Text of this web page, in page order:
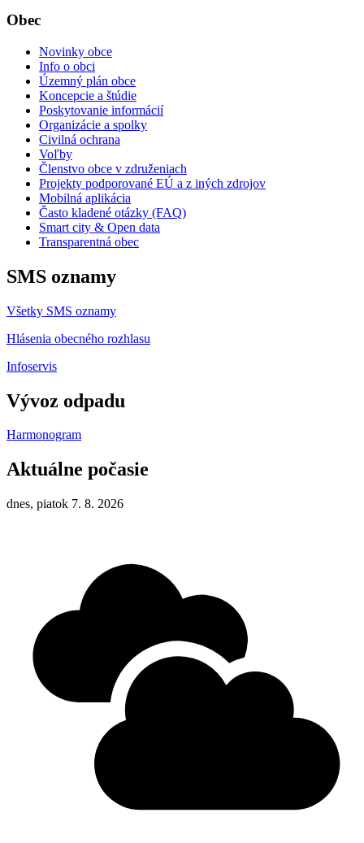
Obec
Novinky obce
Info o obci
Územný plán obce
Koncepcie a štúdie
Poskytovanie informácií
Organizácie a spolky
Civilná ochrana
Voľby
Členstvo obce v združeniach
Projekty podporované EÚ a z iných zdrojov
Mobilná aplikácia
Často kladené otázky (FAQ)
Smart city & Open data
Transparentná obec
SMS oznamy
Všetky SMS oznamy
Hlásenia obecného rozhlasu
Infoservis
Vývoz odpadu
Harmonogram
Aktuálne počasie
dnes, piatok 7. 8. 2026